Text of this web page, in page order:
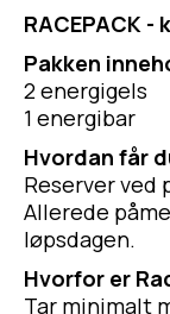
RACEPACK -
Pakken
2 energigels
1 energibar
Hvordan får
Reserver ved
Allerede
løpsdagen.
Hvorfor er
Tar minimalt